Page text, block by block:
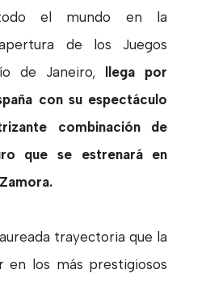
el mundo en la
de los Juegos
de Janeiro, llega por
con su espectáculo
combinación de
que se estrenará en
trayectoria que la
en los más prestigiosos